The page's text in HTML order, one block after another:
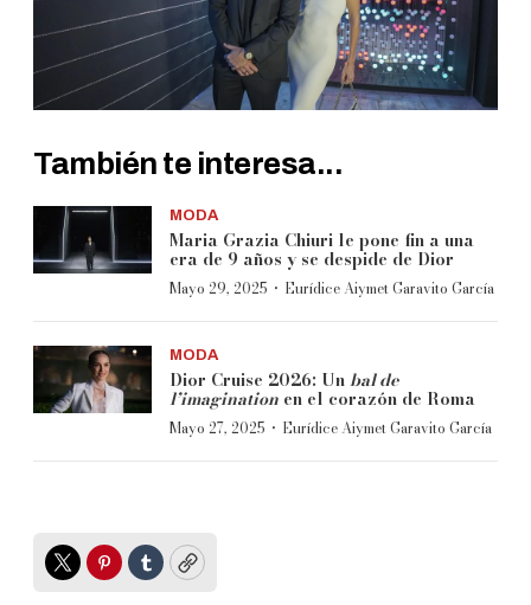
También te interesa...
MODA
Maria Grazia Chiuri le pone fin a una
era de 9 años y se despide de Dior
Mayo 29, 2025 · Eurídice Aiymet Garavito García
MODA
Dior Cruise 2026: Unbal de
l’imagination en el corazón de Roma
Mayo 27, 2025 · Eurídice Aiymet Garavito García
TwitterPinterest
TumblrCopy